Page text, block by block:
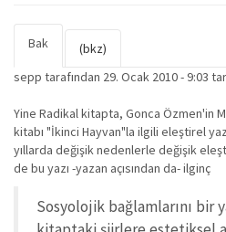
Birincil sekmeler
Bak
sekme)
(bkz)
sepp tarafından 29. Ocak 2010 - 9:03
Yine Radikal kitapta, Gonca Özmen'in
kitabı "İkinci Hayvan"la ilgili eleştirel
yıllarda değişik nedenlerle değişik
de bu yazı -yazan açısından da- ilginç
Sosyolojik bağlamlarını bir